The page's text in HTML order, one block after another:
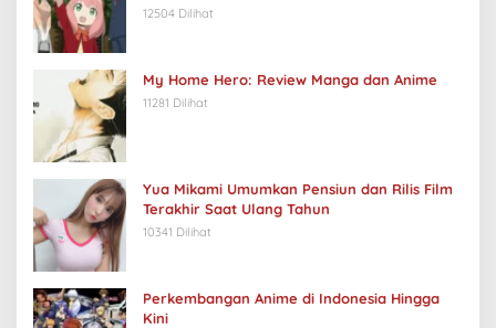
12504 Dilihat
My Home Hero: Review Manga dan Anime
11281 Dilihat
Yua Mikami Umumkan Pensiun dan Rilis Film
Terakhir Saat Ulang Tahun
10341 Dilihat
Perkembangan Anime di Indonesia Hingga
Kini